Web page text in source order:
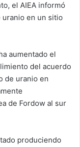
el AIEA informó
en un sitio
aumentado el
del acuerdo
de uranio en
de Fordow al sur
produciendo